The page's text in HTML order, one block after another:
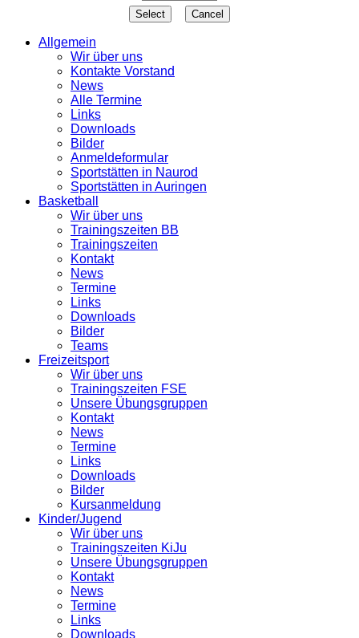
Allgemein
Wir über uns
Kontakte Vorstand
News
Alle Termine
Links
Downloads
Bilder
Anmeldeformular
Sportstätten in Naurod
Sportstätten in Auringen
Basketball
Wir über uns
Trainingszeiten BB
Trainingszeiten
Kontakt
News
Termine
Links
Downloads
Bilder
Teams
Freizeitsport
Wir über uns
Trainingszeiten FSE
Unsere Übungsgruppen
Kontakt
News
Termine
Links
Downloads
Bilder
Kursanmeldung
Kinder/Jugend
Wir über uns
Trainingszeiten KiJu
Unsere Übungsgruppen
Kontakt
News
Termine
Links
Downloads